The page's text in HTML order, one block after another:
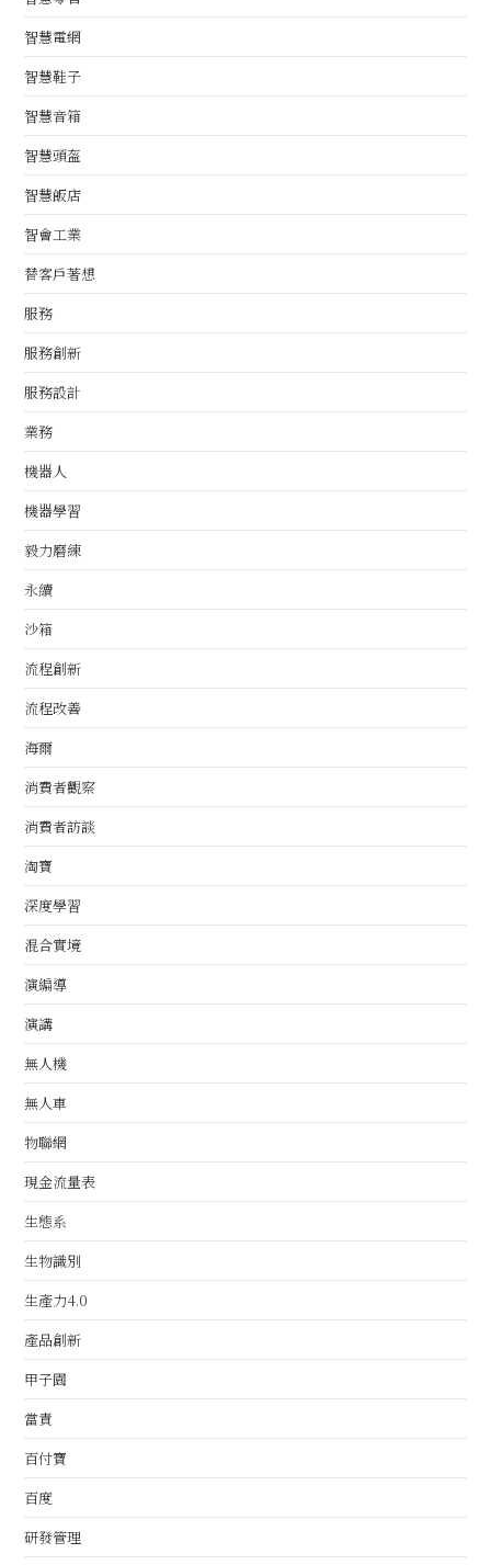
智慧電網
智慧鞋子
智慧音箱
智慧頭盔
智慧飯店
智會工業
替客戶著想
服務
服務創新
服務設計
業務
機器人
機器學習
毅力磨練
永續
沙箱
流程創新
流程改善
海爾
消費者觀察
消費者訪談
淘寶
深度學習
混合實境
演編導
演講
無人機
無人車
物聯網
現金流量表
生態系
生物識別
生產力4.0
產品創新
甲子園
當責
百付寶
百度
研發管理